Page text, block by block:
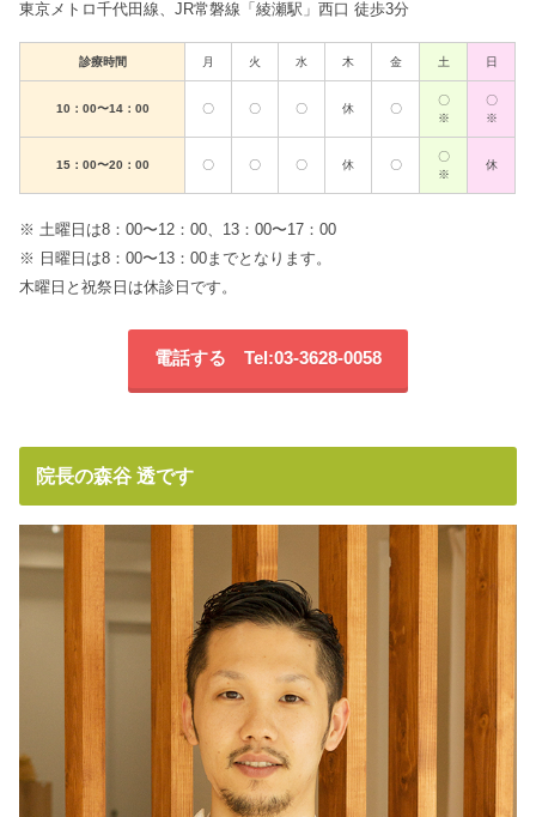
東京メトロ千代田線、JR常磐線「綾瀬駅」西口 徒歩3分
診療時間 月 火 水 木 金 土 日
10：00〜14：00 〇 〇 〇 休 〇
〇
※
〇
※
15：00〜20：00 〇 〇 〇 休 〇
〇
※
休
※ 土曜日は8：00〜12：00、13：00〜17：00
※ 日曜日は8：00〜13：00までとなります。
木曜日と祝祭日は休診日です。
電話する Tel:03-3628-0058
院長の森谷 透です